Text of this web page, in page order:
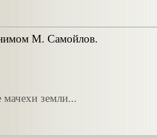
М. Самойлов.
земли...